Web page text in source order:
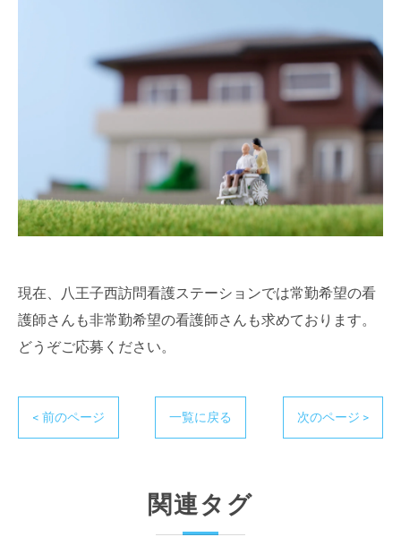
現在、八王子西訪問看護ステーションでは常勤希望の看
護師さんも非常勤希望の看護師さんも求めております。
どうぞご応募ください。
< 前のページ 一覧に戻る 次のページ >
関連タグ